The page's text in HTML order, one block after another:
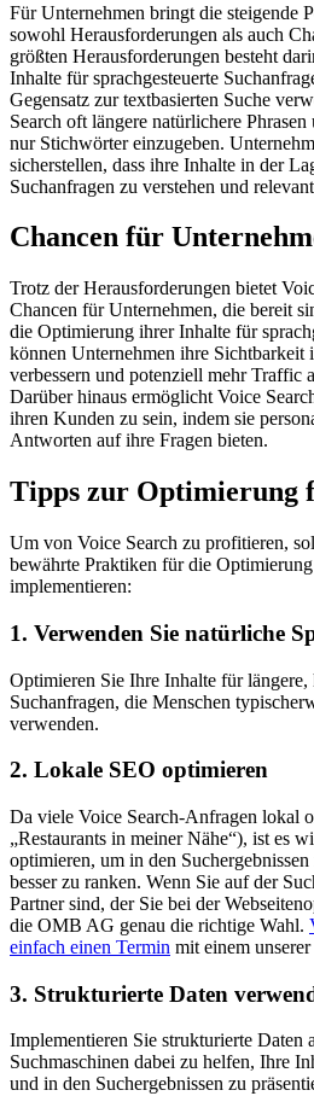
Für Unternehmen bringt die steigende
sowohl Herausforderungen als auch
größten Herausforderungen besteht
Inhalte für sprachgesteuerte
Gegensatz zur textbasierten Suche
Search oft längere natürlichere
nur Stichwörter einzugeben.
sicherstellen, dass ihre Inhalte in der
Suchanfragen zu verstehen und
Chancen für
Trotz der Herausforderungen bietet
Chancen für Unternehmen, die bereit
die Optimierung ihrer Inhalte für
können Unternehmen ihre Sichtbarkeit
verbessern und potenziell mehr Traffic
Darüber hinaus ermöglicht Voice
ihren Kunden zu sein, indem sie
Antworten auf ihre Fragen bieten.
Tipps zur Optimierung
Um von Voice Search zu profitieren,
bewährte Praktiken für die
implementieren:
1. Verwenden Sie natürliche
Optimieren Sie Ihre Inhalte für längere,
Suchanfragen, die Menschen
verwenden.
2. Lokale SEO optimieren
Da viele Voice Search-Anfragen lokal
„Restaurants in meiner Nähe“), ist es
optimieren, um in den
besser zu ranken. Wenn Sie auf der
Partner sind, der Sie bei der
die OMB AG genau die richtige Wahl.
einfach einen Termin mit einem
3. Strukturierte Daten
Implementieren Sie strukturierte Daten
Suchmaschinen dabei zu helfen, Ihre
und in den Suchergebnissen zu